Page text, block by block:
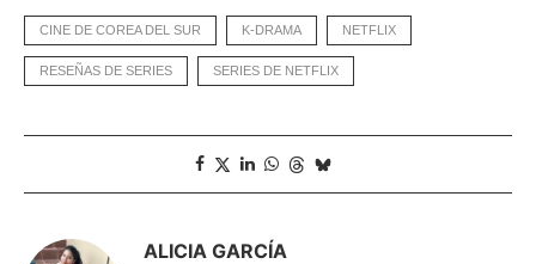
CINE DE COREA DEL SUR K-DRAMA NETFLIX
RESEÑAS DE SERIES SERIES DE NETFLIX
ALICIA GARCÍA